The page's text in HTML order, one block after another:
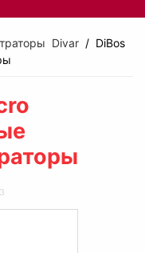
Divar / DiBos